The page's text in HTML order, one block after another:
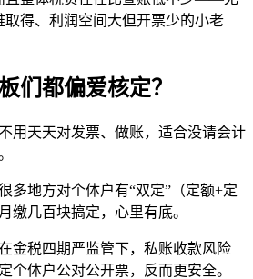
取得、利润空间大但开票少的小老
们都偏爱核定？
用天天对发票、做账，适合没请会计
多地方对个体户有“双定”（定额+定
缴几百块搞定，心里有底。
金税四期严监管下，私账收款风险
个体户公对公开票，反而更安全。